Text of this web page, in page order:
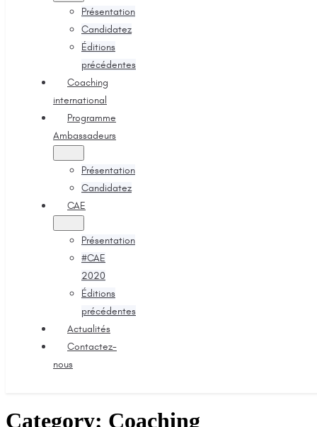
Présentation
Candidatez
Éditions
précédentes
Coaching
international
Programme
Ambassadeurs
Présentation
Candidatez
CAE
Présentation
#CAE
2020
Éditions
précédentes
Actualités
Contactez-
nous
Category: Coaching